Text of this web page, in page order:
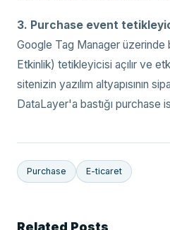
3. Purchase event
Google Tag Manager
Etkinlik) tetikleyicisi açılır ve
sitenizin yazılım altyapısının
DataLayer'a bastığı purchase
Purchase E-ticaret
Related Posts